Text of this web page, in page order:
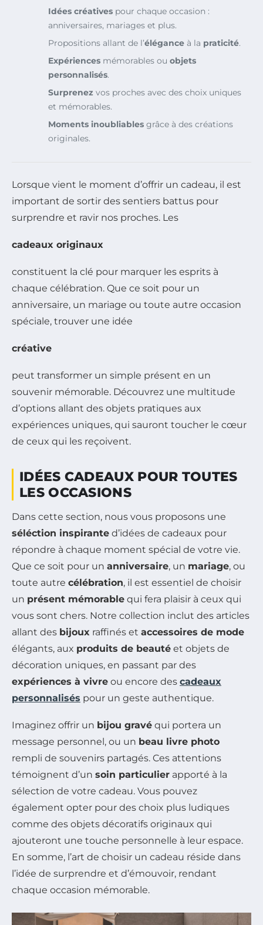
Idées créatives pour chaque occasion :
anniversaires, mariages et plus.
Propositions allant de l’élégance à la praticité.
Expériences mémorables ou objets
personnalisés.
Surprenez vos proches avec des choix uniques
et mémorables.
Moments inoubliables grâce à des créations
originales.
Lorsque vient le moment d’offrir un cadeau, il est
important de sortir des sentiers battus pour
surprendre et ravir nos proches. Les
cadeaux originaux
constituent la clé pour marquer les esprits à
chaque célébration. Que ce soit pour un
anniversaire, un mariage ou toute autre occasion
spéciale, trouver une idée
créative
peut transformer un simple présent en un
souvenir mémorable. Découvrez une multitude
d’options allant des objets pratiques aux
expériences uniques, qui sauront toucher le cœur
de ceux qui les reçoivent.
IDÉES CADEAUX POUR TOUTES
LES OCCASIONS
Dans cette section, nous vous proposons une
séléction inspirante d’idées de cadeaux pour
répondre à chaque moment spécial de votre vie.
Que ce soit pour un anniversaire, un mariage, ou
toute autre célébration, il est essentiel de choisir
un présent mémorable qui fera plaisir à ceux qui
vous sont chers. Notre collection inclut des articles
allant des bijoux raffinés et accessoires de mode
élégants, aux produits de beauté et objets de
décoration uniques, en passant par des
expériences à vivre ou encore des cadeaux
personnalisés pour un geste authentique.
Imaginez offrir un bijou gravé qui portera un
message personnel, ou un beau livre photo
rempli de souvenirs partagés. Ces attentions
témoignent d’un soin particulier apporté à la
sélection de votre cadeau. Vous pouvez
également opter pour des choix plus ludiques
comme des objets décoratifs originaux qui
ajouteront une touche personnelle à leur espace.
En somme, l’art de choisir un cadeau réside dans
l’idée de surprendre et d’émouvoir, rendant
chaque occasion mémorable.